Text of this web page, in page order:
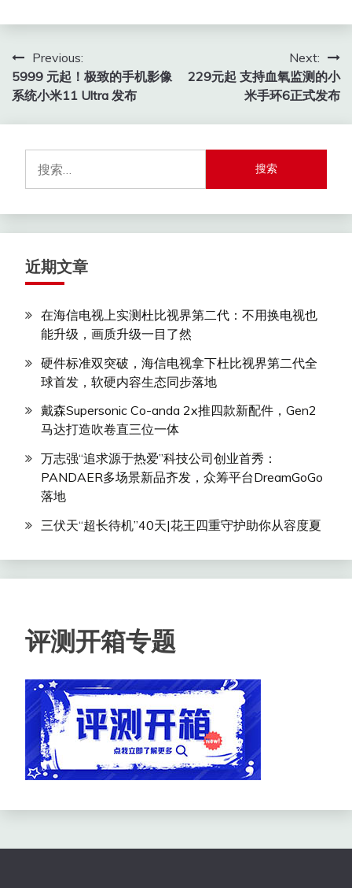
文
章
导
航
Previous:
5999 元起！极致的手机影像
系统小米11 Ultra 发布
Next:
229元起 支持血氧监测的小
米手环6正式发布
索：
近期文章
在海信电视上实测杜比视界第二代：不用换电视也
能升级，画质升级一目了然
硬件标准双突破，海信电视拿下杜比视界第二代全
球首发，软硬内容生态同步落地
戴森Supersonic Co-anda 2x推四款新配件，Gen2
马达打造吹卷直三位一体
万志强“追求源于热爱”科技公司创业首秀：
PANDAER多场景新品齐发，众筹平台DreamGoGo
落地
三伏天“超长待机”40天|花王四重守护助你从容度夏
评测开箱专题